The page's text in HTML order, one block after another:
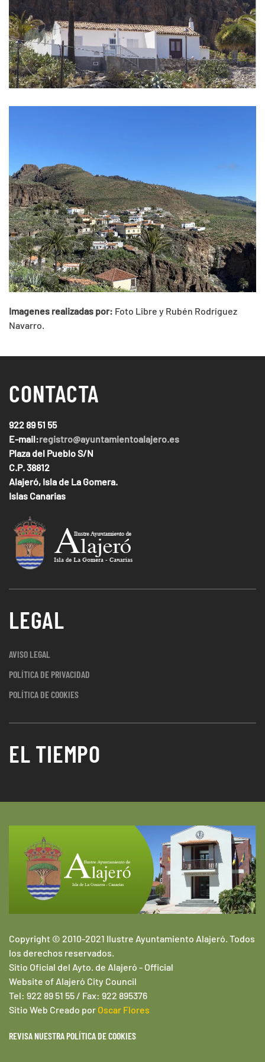
VER
VER
Imagenes realizadas por: Foto Libre y Rubén Rodríguez
Navarro.
CONTACTA
922 89 51 55
E-mail:registro@ayuntamientoalajero.es
Plaza del Pueblo S/N
C.P. 38812
Alajeró, Isla de La Gomera.
Islas Canarias
LEGAL
AVISO LEGAL
POLÍTICA DE PRIVACIDAD
POLÍTICA DE COOKIES
EL TIEMPO
Copyright © 2010-2021 Ilustre Ayuntamiento Alajeró. Todos
los derechos reservados.
Sitio Oficial del Ayto. de Alajeró - Official
Website of Alajeró City Council
Tel: 922 89 51 55 / Fax: 922 895376
Sitio Web Creado por Oscar Flores
REVISA NUESTRA POLÍTICA DE COOKIES